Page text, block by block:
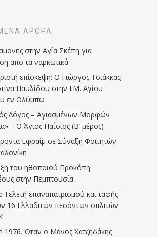
ΆΡΘΡΑ
στην Αγία Σκέπη για
απο τα ναρκωτικά
επίσκεψη: Ο Γιώργος Τσιάκκας
Παυλίδου στην Ι.Μ. Αγίου
εν Ολύμπω
Λόγος – Αγιασμένων Μορφών
– Ο Άγιος Παΐσιος (Β’ μέρος)
Εφραίμ σε Σύναξη Φοιτητών
του ηθοποιού Προκόπη
στην Πεμπτουσία
Τελετή επαναπατρισμού και ταφής
16 Ελλαδιτών πεσόντων οπλιτών
1976. Όταν ο Μάνος Χατζηδάκης